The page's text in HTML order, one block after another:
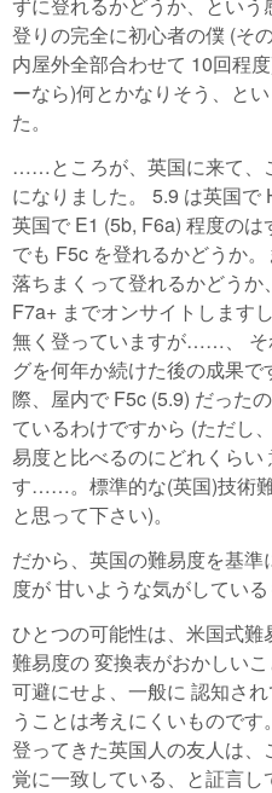
ずに登れるかどうか、とい
登りの完全に初心者の僕 (そ
内屋外全部合わせて 10回程
ーなら)何とかなりそう、と
た。
……ところが、英国に来て、
になりました。 5.9 は英国で
英国で E1 (5b, F6a) 程度の
でも F5c を登れるかどうか
落ちまくって登れるかどう
F7a+ までオンサイトします
無く登っていますが……、 そ
グを何年か続けた後の成果
際、屋内で F5c (5.9) だった
ているわけですから (ただし
易度と比べるのにどれくら
す……。標準的な(英国)技術難
と思って下さい)。
だから、英国の難易度を基
度が 甘いような気がしている
ひとつの可能性は、米国式
難易度の 変換表がおかしい
可避にせよ、一般に 認知さ
うことは考えにくいもので
登ってきた英国人の友人は
覚に一致している、と証言し